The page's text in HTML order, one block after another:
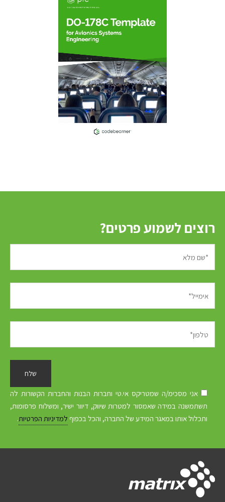
רוצים לשמוע פרטים?
אני מסכימ/ה שמטריקס אי.טי וחברות הבנות והחברות הקשורות לה
תשתמשנה במידה שאמסור למטרות שיווק, דיוור ישיר, ומשלוח פרסומות,
ותכלול אותו במאגר המידע של החברה, והכל בכפוף למדיניות הפרטיות.